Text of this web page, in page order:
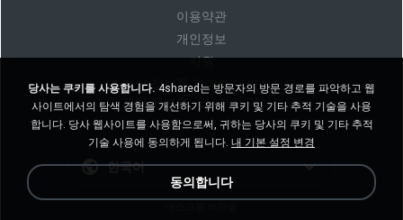
이용약관
개인정보
지원
내 개인 정보를 판매하지 마십시오
내 개인 정보를 공유하지 마십시오
한국어
당사는 쿠키를 사용합니다. 4shared는 방문자의 방문 경로를 파악하고 웹
사이트에서의 탐색 경험을 개선하기 위해 쿠키 및 기타 추적 기술을 사용
합니다. 당사 웹사이트를 사용함으로써, 귀하는 당사의 쿠키 및 기타 추적
기술 사용에 동의하게 됩니다. 내 기본 설정 변경
동의합니다